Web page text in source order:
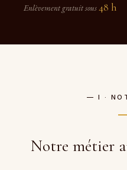
Enlèvement gratuit sous48 h
— I ·
Notre métier